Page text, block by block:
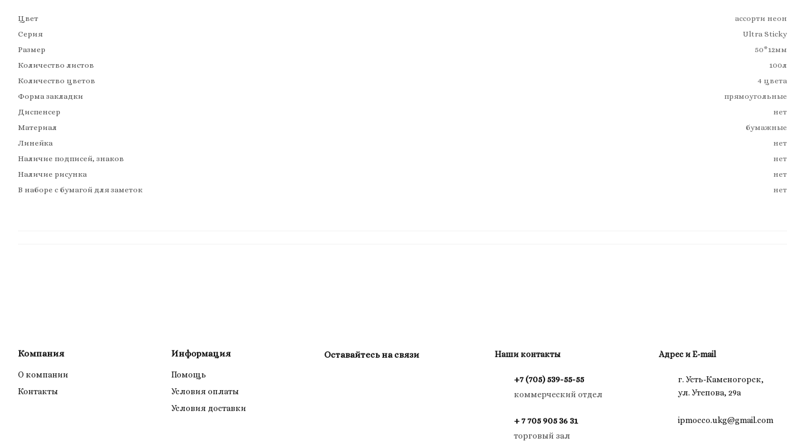
Цвет
ассорти неон
Серия
Ultra Sticky
Размер
50*12мм
Количество листов
100л
Количество цветов
4 цвета
Форма закладки
прямоугольные
Диспенсер
нет
Материал
бумажные
Линейка
нет
Наличие подписей, знаков
нет
Наличие рисунка
нет
В наборе с бумагой для заметок
нет
Компания
О компании
Контакты
Информация
Помощь
Условия оплаты
Условия доставки
Оставайтесь на связи Наши контакты
+7 (705) 539-55-55
коммерческий отдел
+ 7 705 905 36 31
торговый зал
Адрес и E-mail
г. Усть-Каменогорск,
ул. Утепова, 29а
ipmocco.ukg@gmail.com